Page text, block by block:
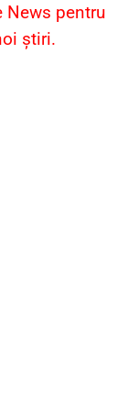
News pentru
știri.